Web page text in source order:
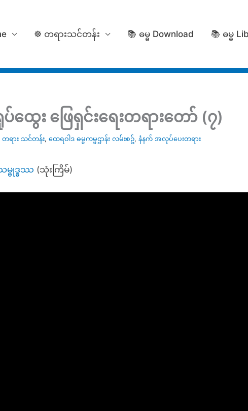
☸️ တရားသင်တန်း 📚 ဓမ္ဓ Download 📚 ဓမ္ဓ
ေး ဖြေရှင်းရေးတရားတော် (၇)
တရား သင်တန်း, ထေရဝါဒ ဓမ္မကမ္မဌာန်း လမ်းစဥ်, နံနက် အလုပ်ပေးတရား
ဗုဒ္ဓဿ (သုံးကြိမ်)